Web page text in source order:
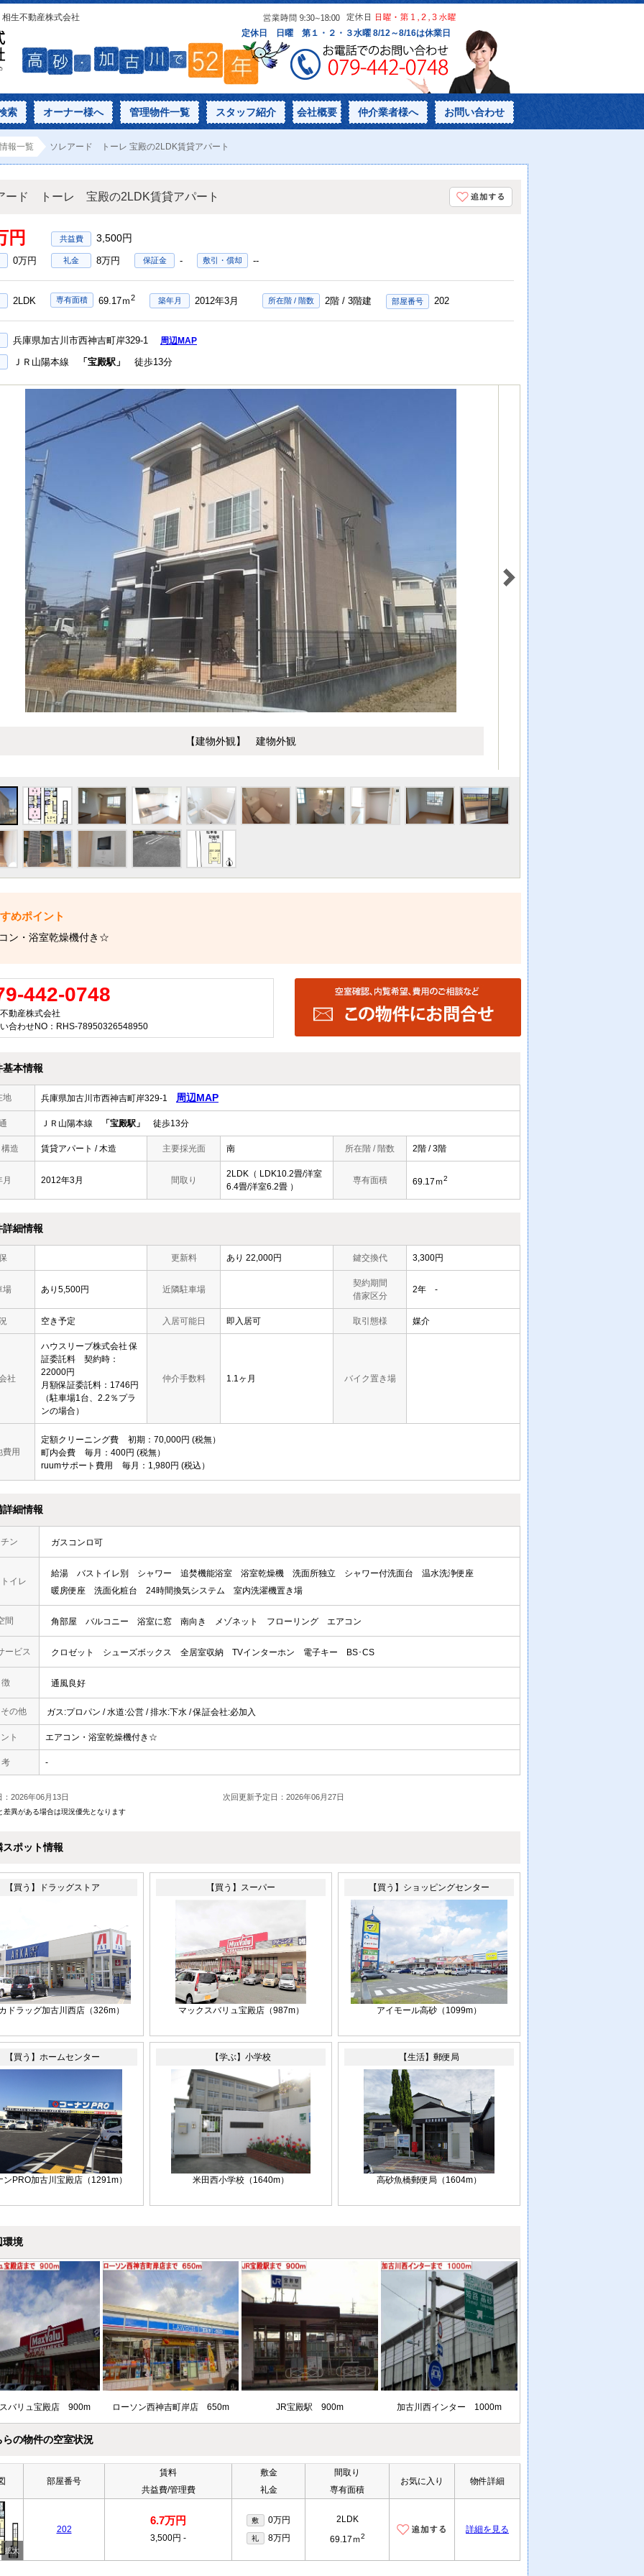
生不動産株式会社
索 オーナー様へ 管理物件一覧 スタッフ紹介 会社概要 仲介業者様へ お問い合わせ
報一覧 ソレアード トーレ 宝殿の2LDK賃貸アパート
ード トーレ 宝殿の2LDK賃貸アパート
円 3,500円
0万円 礼金 8万円 保証金 - 敷引・償却 --
2LDK 専有面積 69.17ｍ2 築年月 2012年3月 所在階 / 階数 2階 / 3階建 202
兵庫県加古川市西神吉町岸329-1 周辺MAP
ＪＲ山陽本線 「宝殿駅」 徒歩13分
【建物外観】 建物外観
ン・浴室乾燥機付き☆
442-0748
動産株式会社
合わせNO：RHS-78950326548950
基本情報
地 兵庫県加古川市西神吉町岸329-1 周辺MAP
ＪＲ山陽本線 「宝殿駅」 徒歩13分
造 賃貸アパート / 木造 主要採光面 南 所在階 / 階数 2階 / 3階
2012年3月 間取り
2LDK（ LDK10.2畳/洋室
6.4畳/洋室6.2畳 ）
専有面積 69.17ｍ2
詳細情報
更新料 あり 22,000円 鍵交換代 3,300円
場 あり5,500円 近隣駐車場
契約期間
借家区分
2年 -
空き予定 入居可能日 即入居可 取引態様 媒介
社
ハウスリーブ株式会社 保
証委託料 契約時：
22000円
月額保証委託料：1746円
（駐車場1台、2.2％プラ
ンの場合）
仲介手数料 1.1ヶ月 バイク置き場
費用
定額クリーニング費 初期 70,000円
税無
町内会費
毎月 400円
税無
ruumサポート費用
毎月 1,980円 税込
詳細情報
ン ガスコンロ可
イレ
給湯 バストイレ別 シャワー 追焚機能浴室 浴室乾燥機 洗面所独立 シャワー付洗面台
温水洗浄便座
暖房便座
洗面化粧台 24時間換気システム 室内洗濯機置き場
間 角部屋 バルコニー 浴室に窓 南向き メゾネット フローリング エアコン
ービス クロゼット シューズボックス 全居室収納 TVインターホン 電子キー BS･CS
徴 通風良好
の他 ガス:プロパン / 水道:公営 / 排水:下水 / 保証会社:必加入
ト エアコン・浴室乾燥機付き☆
考 -
：2026年06月13日 次回更新予定日：2026年06月27日
異がある場合は現況優先となります
スポット情報
【買う】ドラッグストア
ドラッグ加古川西店（326m）
【買う】スーパー
マックスバリュ宝殿店（987m）
【買う】ショッピングセンター
アイモール高砂（1099m）
【買う】ホームセンター
ンPRO加古川宝殿店（1291m）
【学ぶ】小学校
米田西小学校（1640m）
【生活】郵便局
高砂魚橋郵便局（1604m）
環境
バリュ宝殿店 900m ローソン西神吉町岸店 650m JR宝殿駅 900m 加古川西インター 1000m
らの物件の空室状況
部屋番号
賃料
共益費/管理費
敷金
礼金
間取り
専有面積
お気に入り 物件詳細
202
6.7万円
3,500円 -
敷 0万円
礼 8万円
2LDK
69.17ｍ2
詳細を見る